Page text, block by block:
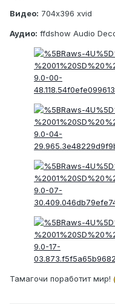
Видео: 704x396 xvid
Аудио: ffdshow Audio
Тамагочи поработит мир!